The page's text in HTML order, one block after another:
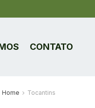
CONTATO
Home Tocantins